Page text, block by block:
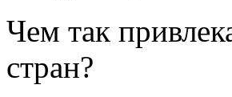
Чем так
стран?